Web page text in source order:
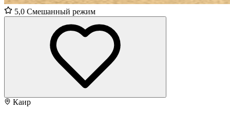
5,0 Смешанный режим
Каир